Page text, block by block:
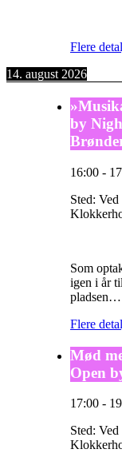
Flere
14. august 2026
by
16:00 -
Sted: Ved
Som
igen i år
pladsen…
Flere
Mød
Open
17:00 -
Sted: Ved